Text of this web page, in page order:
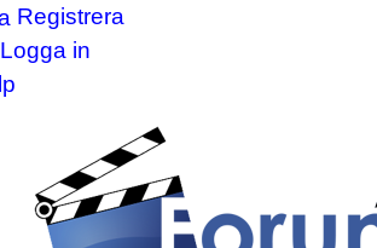
Registrera
Logga in